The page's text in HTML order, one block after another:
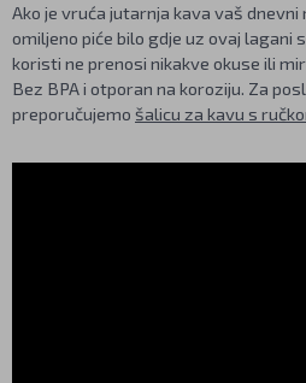
Ako je vruća jutarnja kava vaš
omiljeno piće bilo gdje uz ovaj lagani
koristi ne prenosi nikakve okuse ili
Bez BPA i otporan na koroziju. Za
preporučujemo šalicu za kavu s